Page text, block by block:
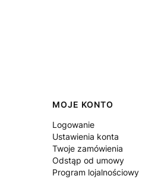
Linki w stopce
MOJE KONTO
Logowanie
Ustawienia konta
Twoje zamówienia
Odstąp od umowy
Program lojalnościowy